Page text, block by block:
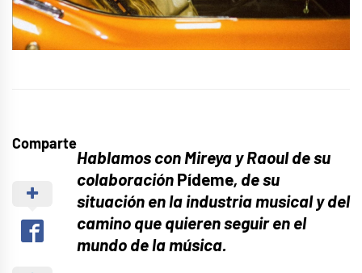
Comparte
Hablamos con Mireya y Raoul de su
colaboración Pídeme, de su
situación en la industria musical y del
camino que quieren seguir en el
mundo de la música.